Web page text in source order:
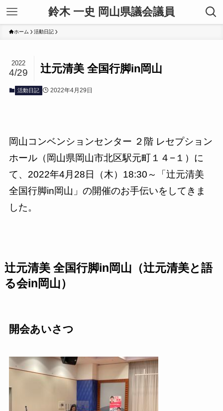
鈴木 一史 岡山県議会議員
ホーム 活動日記
辻元清美 全国行脚in岡山
2022
4/29
活動日記 2022年4月29日
岡山コンベンションセンター ２階 レセプション
ホール（岡山県岡山市北区駅元町１４−１）に
て、2022年4月28日（木）18:30～「辻元清美
全国行脚in岡山」の開催のお手伝いをしてきま
した。
辻元清美 全国行脚in岡山（辻元清美と語
る会in岡山）
開会あいさつ